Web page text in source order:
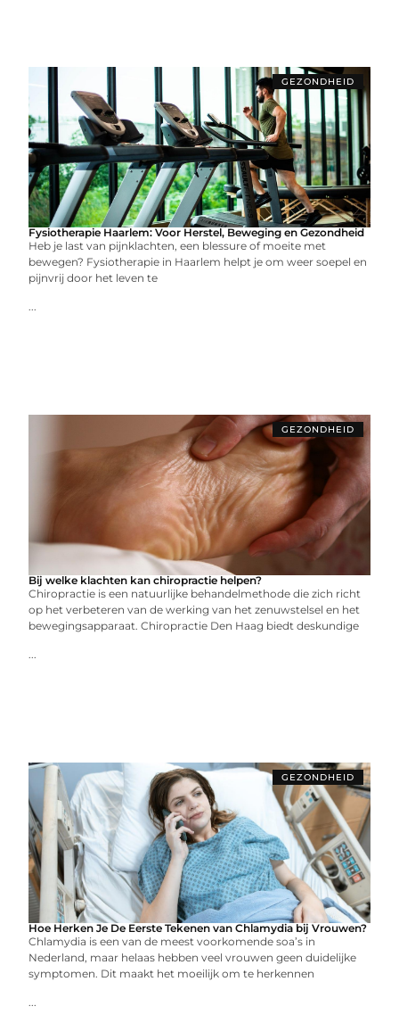
GEZONDHEID
Fysiotherapie Haarlem: Voor Herstel, Beweging en Gezondheid
Heb je last van pijnklachten, een blessure of moeite met
bewegen? Fysiotherapie in Haarlem helpt je om weer soepel en
pijnvrij door het leven te
...
GEZONDHEID
Bij welke klachten kan chiropractie helpen?
Chiropractie is een natuurlijke behandelmethode die zich richt
op het verbeteren van de werking van het zenuwstelsel en het
bewegingsapparaat. Chiropractie Den Haag biedt deskundige
...
GEZONDHEID
Hoe Herken Je De Eerste Tekenen van Chlamydia bij Vrouwen?
Chlamydia is een van de meest voorkomende soa’s in
Nederland, maar helaas hebben veel vrouwen geen duidelijke
symptomen. Dit maakt het moeilijk om te herkennen
...